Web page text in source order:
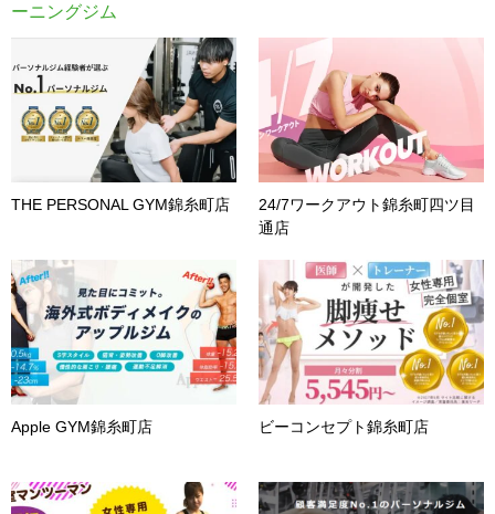
ーニングジム
THE PERSONAL GYM錦糸町店
24/7ワークアウト錦糸町四ツ目
通店
Apple GYM錦糸町店 ビーコンセプト錦糸町店